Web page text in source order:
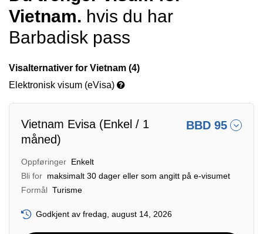
Vietnam. hvis du har
Barbadisk pass
Visalternativer for Vietnam (4)
Elektronisk visum (eVisa)
Vietnam Evisa (Enkel / 1
måned)
BBD 95
Oppføringer Enkelt
Bli for maksimalt 30 dager eller som angitt på e-visumet
Formål Turisme
Godkjent av fredag, august 14, 2026